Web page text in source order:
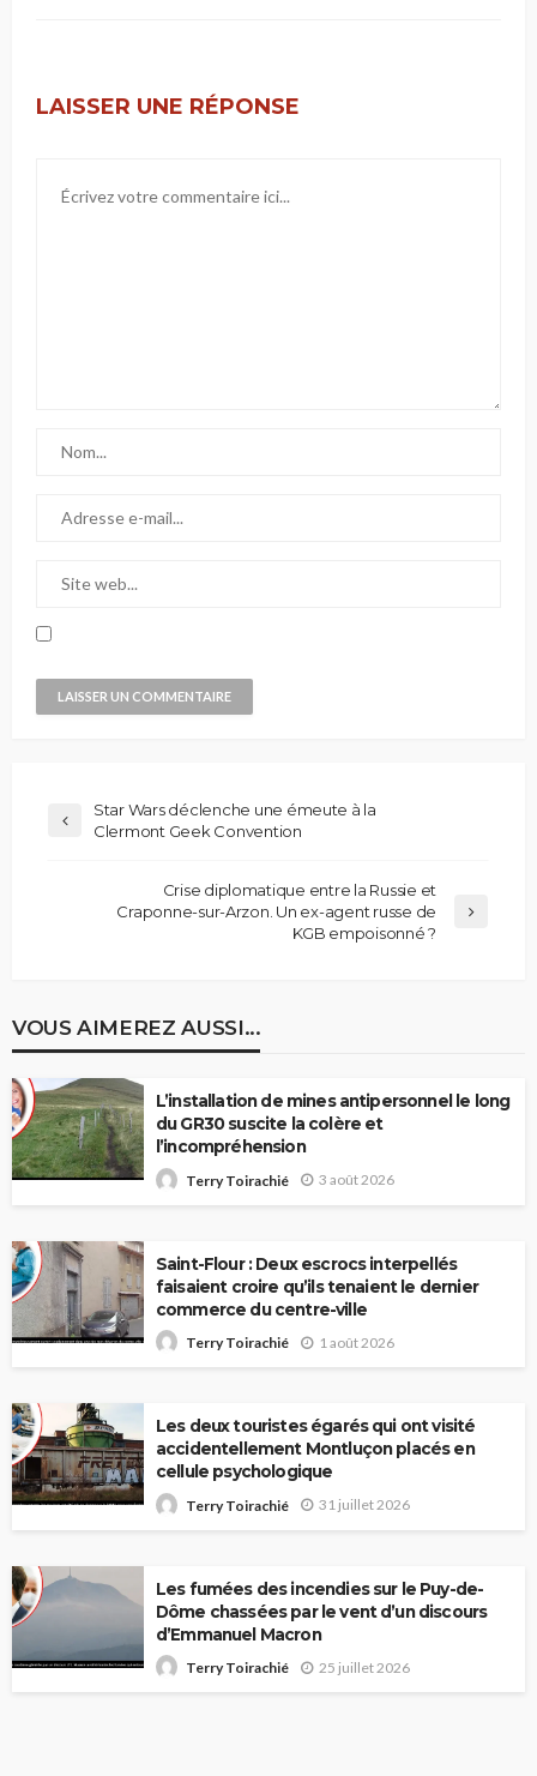
LAISSER UNE RÉPONSE
Star Wars déclenche une émeute à la
Clermont Geek Convention
Crise diplomatique entre la Russie et
Craponne-sur-Arzon. Un ex-agent russe de
KGB empoisonné ?
VOUS AIMEREZ AUSSI...
L’installation de mines antipersonnel le long
du GR30 suscite la colère et
l’incompréhension
Terry Toirachié 3 août 2026
Saint-Flour : Deux escrocs interpellés
faisaient croire qu’ils tenaient le dernier
commerce du centre-ville
Terry Toirachié 1 août 2026
Les deux touristes égarés qui ont visité
accidentellement Montluçon placés en
cellule psychologique
Terry Toirachié 31 juillet 2026
Les fumées des incendies sur le Puy-de-
Dôme chassées par le vent d’un discours
d’Emmanuel Macron
Terry Toirachié 25 juillet 2026